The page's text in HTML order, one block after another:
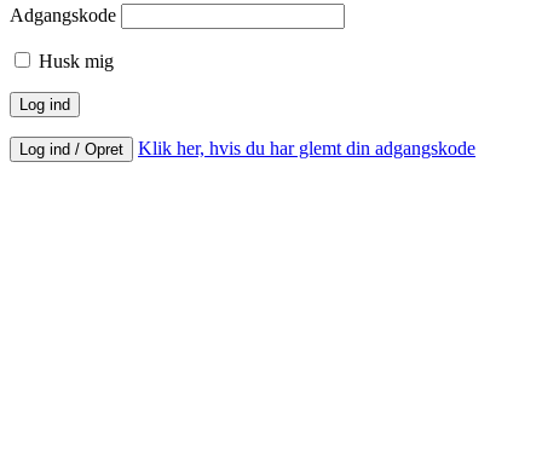
Adgangskode
Husk mig
Log ind / Opret Klik her, hvis du har glemt din adgangskode